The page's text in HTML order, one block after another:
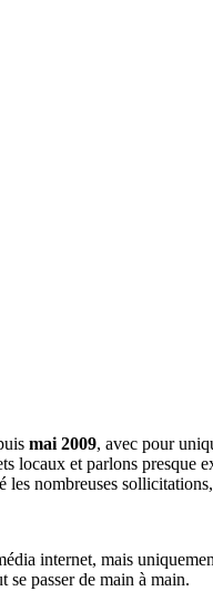
mai 2009, avec pour
locaux et parlons
nombreuses
internet, mais
se passer de main à main.